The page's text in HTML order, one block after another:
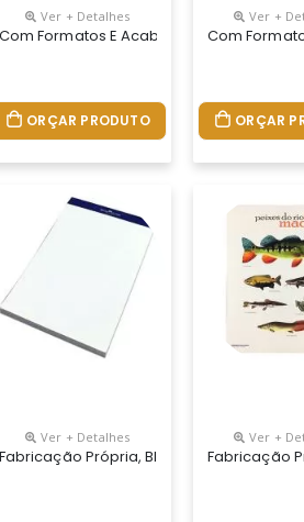
8x13 Cm, Caneta Metal Fosca
Com Tom Marfim No Tamanho 8x13
Agrada Todos Os Públicos. Material
Variados, O Sketchbook É Uma
Ver + Detalhes
Com Formatos E Acabamentos
ORÇAR PRODUTO
Ver +
Com
ORÇAR
9x14 Ou 14x21 Cm. Capa
Bloco De Capa Dura Com Arte Em
Lâminas De Publicidade. Bloco
Do Seu Jeito. Bloco Em
Ver + Detalhes
Fabricação Própria, Blocos
Ver +
Fabricação